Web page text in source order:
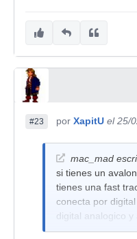
#23 por XapitU el 25/
mac_mad
si tienes un
tienes una fast
conecta por
digital analogico y